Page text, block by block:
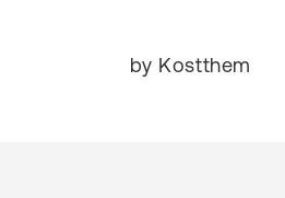
by Kostthem